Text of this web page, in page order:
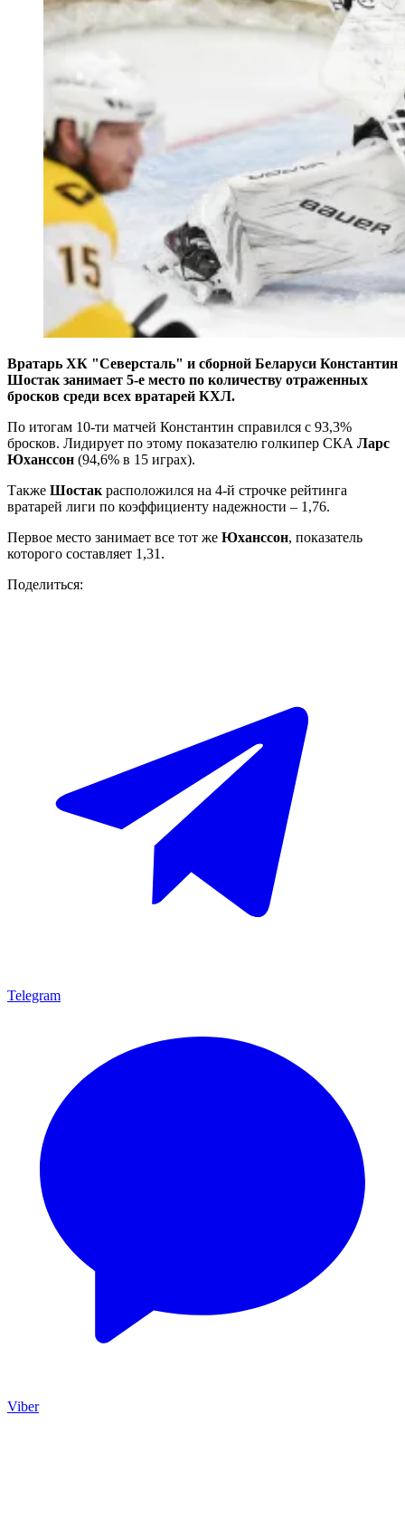
Вратарь ХК "Северсталь" и сборной Беларуси Константин
Шостак занимает 5-е место по количеству отраженных
бросков среди всех вратарей КХЛ.
По итогам 10-ти матчей Константин справился с 93,3%
бросков. Лидирует по этому показателю голкипер СКА Ларс
Юханссон (94,6% в 15 играх).
Также Шостак расположился на 4-й строчке рейтинга
вратарей лиги по коэффициенту надежности – 1,76.
Первое место занимает все тот же Юханссон, показатель
которого составляет 1,31.
Поделиться:
Telegram
Viber